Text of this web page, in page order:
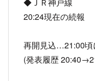
◆ＪＲ神戸線
20:24現在の続報
再開見込…21:00頃
(発表履歴